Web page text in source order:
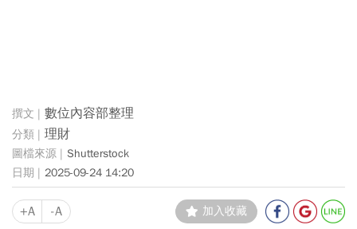
數位內容部整理
理財
Shutterstock
2025-09-24 14:20
+A -A 加入收藏